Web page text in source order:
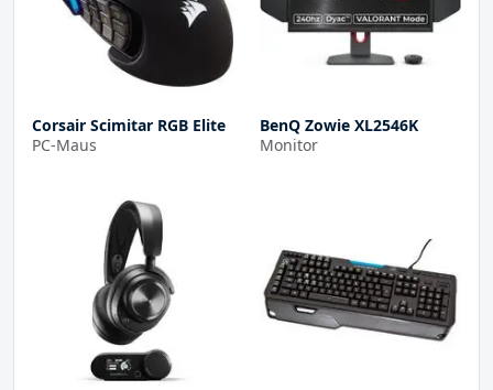
Corsair Scimitar RGB Elite
PC-Maus
BenQ Zowie XL2546K
Monitor